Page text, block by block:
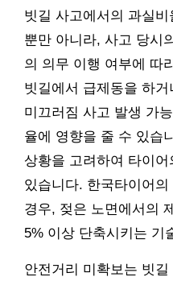
빗길 사고에서의 과실
뿐만 아니라, 사고 당시
의 의무 이행 여부에 따
빗길에서 급제동을 하
미끄러짐 사고 발생 가
율에 영향을 줄 수 있습
상황을 고려하여 타이
있습니다. 한국타이어
경우, 젖은 노면에서의
5% 이상 단축시키는 기
안전거리 미확보는 빗